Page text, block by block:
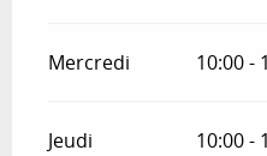
Mercredi 10:00 -
Jeudi 10:00 -